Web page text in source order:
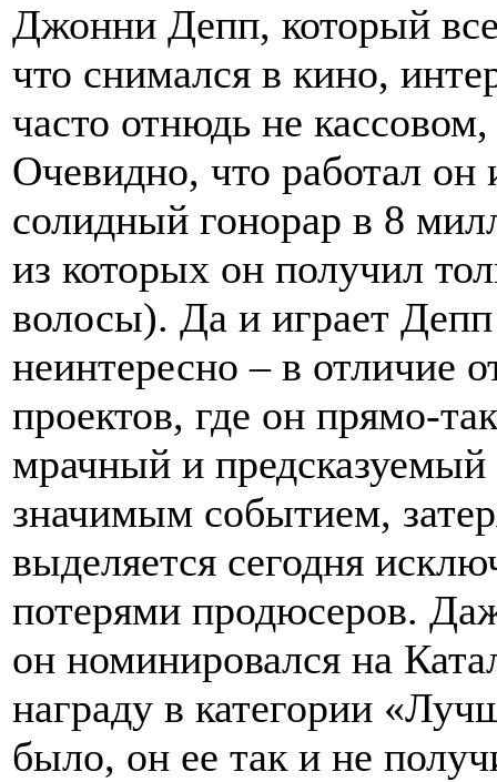
Джонни Депп, который
что снимался в кино,
часто отнюдь не
Очевидно, что работал он
солидный гонорар в 8
из которых он получил
волосы). Да и играет Депп
неинтересно – в отличие
проектов, где он прямо-
мрачный и
значимым событием,
выделяется сегодня
потерями продюсеров.
он номинировался на
награду в категории
было, он ее так и не